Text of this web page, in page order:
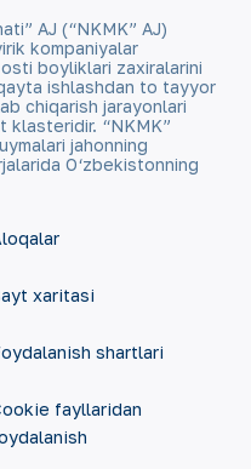
AJ (“NKMK” AJ)
kompaniyalar
boyliklari zaxiralarini
ishlashdan to tayyor
chiqarish jarayonlari
klasteridir. “NKMK”
jahonning
O‘zbekistonning
xaritasi
shartlari
fayllaridan